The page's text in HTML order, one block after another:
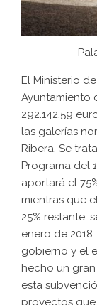
El Ministerio
Ayuntamiento
292.142,59
las galerías
Ribera. Se
Programa del
aportará el
mientras que
25% restante,
enero de
gobierno y el
hecho un
esta
proyectos